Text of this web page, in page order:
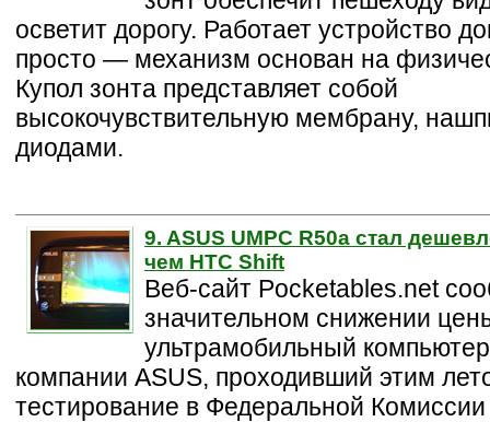
осветит дорогу. Работает устройство
просто — механизм основан на
Купол зонта представляет собой
высокочувствительную мембрану,
диодами.
9. ASUS UMPC R50a стал
чем HTC Shift
Веб-сайт Pocketables.net
значительном снижении
ультрамобильный
компании ASUS, проходивший этим
тестирование в Федеральной